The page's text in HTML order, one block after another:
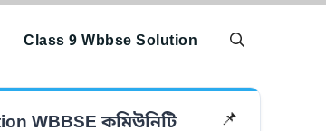
Class 9 Wbbse Solution
WBBSE কমিউনিটি 📌